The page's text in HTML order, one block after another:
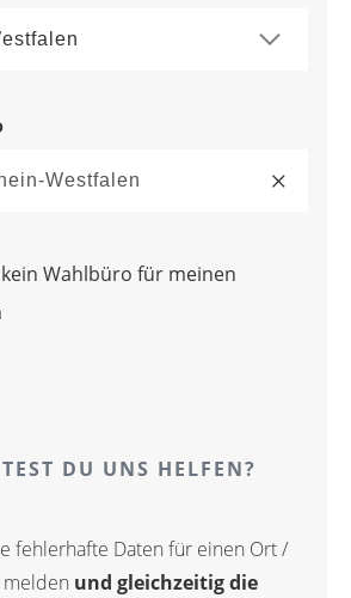
Wahlbüro für meinen
DU UNS HELFEN?
fehlerhafte Daten für einen Ort /
und gleichzeitig die